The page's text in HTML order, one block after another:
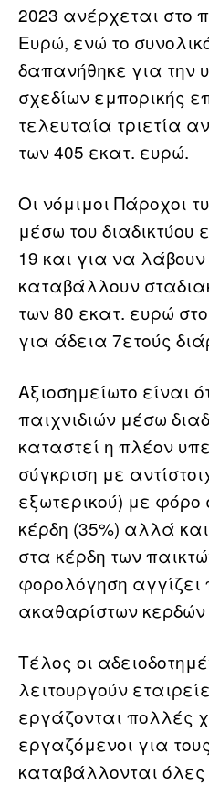
2023 ανέρχεται στο
Ευρώ, ενώ το
δαπανήθηκε για την
σχεδίων εμπορικής
τελευταία τριετία
των 405 εκατ. ευρώ.
Οι νόμιμοι Πάροχοι
μέσω του διαδικτύου
19 και για να λάβουν
καταβάλλουν
των 80 εκατ. ευρώ
για άδεια 7ετούς
Αξιοσημείωτο είναι
παιχνιδιών μέσω
καταστεί η πλέον
σύγκριση με
εξωτερικού) με
κέρδη (35%) αλλά
στα κέρδη των
φορολόγηση αγγίζει
ακαθαρίστων κερδών
Τέλος οι
λειτουργούν
εργάζονται πολλές
εργαζόμενοι για
καταβάλλονται όλες